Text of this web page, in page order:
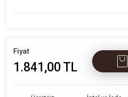
Fiyat
1.841,00 TL